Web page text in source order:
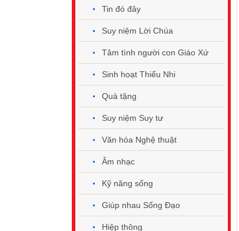
Tin đó đây
Suy niệm Lời Chúa
Tâm tình người con Giáo Xứ
Sinh hoạt Thiếu Nhi
Quà tặng
Suy niệm Suy tư
Văn hóa Nghệ thuật
Âm nhạc
Kỹ năng sống
Giúp nhau Sống Đạo
Hiệp thông